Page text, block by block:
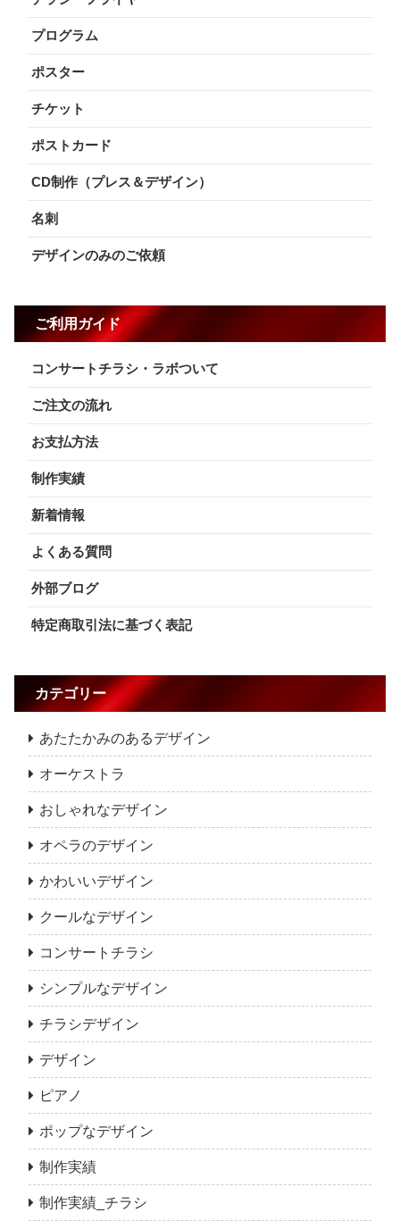
プログラム
ポスター
チケット
ポストカード
CD制作（プレス＆デザイン）
名刺
デザインのみのご依頼
ご利用ガイド
コンサートチラシ・ラボついて
ご注文の流れ
お支払方法
制作実績
新着情報
よくある質問
外部ブログ
特定商取引法に基づく表記
カテゴリー
あたたかみのあるデザイン
オーケストラ
おしゃれなデザイン
オペラのデザイン
かわいいデザイン
クールなデザイン
コンサートチラシ
シンプルなデザイン
チラシデザイン
デザイン
ピアノ
ポップなデザイン
制作実績
制作実績_チラシ